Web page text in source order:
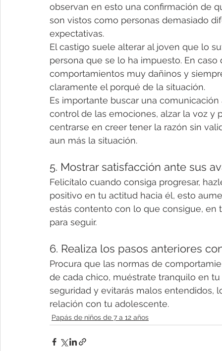
observan en esto una confirmación de
son vistos como personas demasiado
expectativas.
El castigo suele alterar al joven que lo
persona que se lo ha impuesto. En
comportamientos muy dañinos y
claramente el porqué de la situación.
Es importante buscar una
control de las emociones, alzar la voz
centrarse en creer tener la razón sin
aun más la situación.
5. Mostrar satisfacción ante sus
Felicítalo cuando consiga progresar,
positivo en tu actitud hacia él, esto
estás contento con lo que consigue,
para seguir.
6. Realiza los pasos anteriores
Procura que las normas de
de cada chico, muéstrate tranquilo en
seguridad y evitarás malos entendidos,
relación con tu adolescente.
Papás de niños de 7 a 12 años